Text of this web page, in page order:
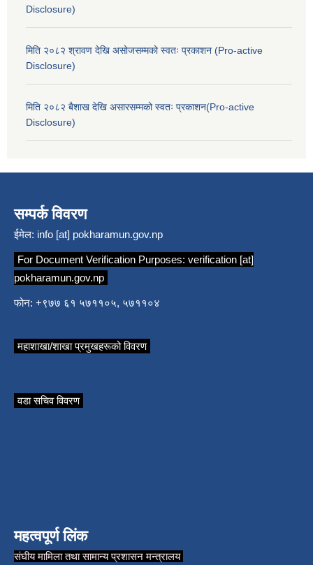
Disclosure)
मिति २०८२ श्रावण देखि असोजसम्मको स्वतः प्रकाशन (Pro-active
Disclosure)
मिति २०८२ बैशाख देखि असारसम्मको स्वतः प्रकाशन(Pro-active
Disclosure)
सम्पर्क विवरण
ईमेल: info [at] pokharamun.gov.np
For Document Verification Purposes: verification [at]
pokharamun.gov.np
फोन: +९७७ ६१ ५७११०५, ५७११०४
महाशाखा/शाखा प्रमुखहरूको विवरण
वडा सचिव विवरण
महत्वपूर्ण लिंक
संघीय मामिला तथा सामान्य प्रशासन मन्त्रालय